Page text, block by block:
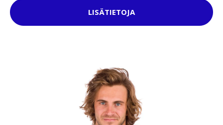
LISÄTIETOJA